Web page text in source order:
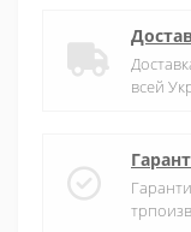
всей